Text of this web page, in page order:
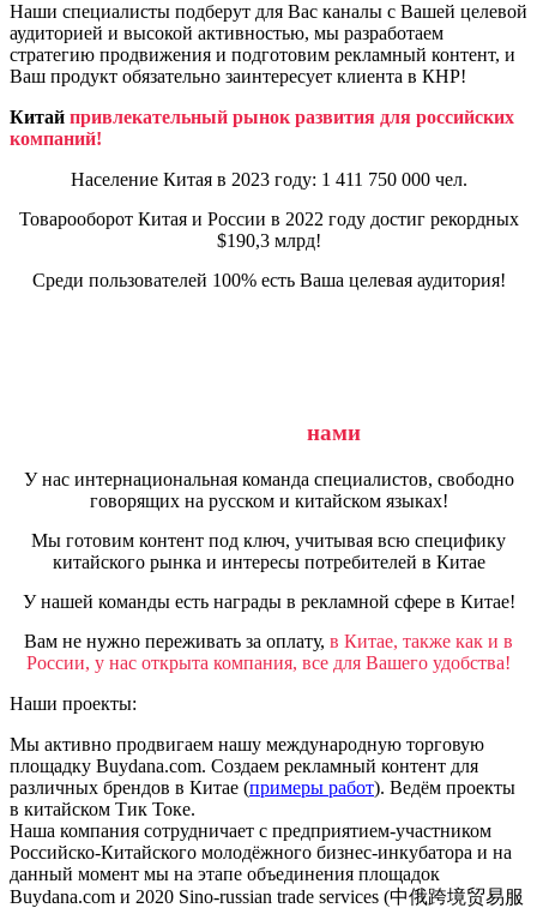
Наши специалисты подберут для Вас каналы с Вашей целевой
аудиторией и высокой активностью, мы разработаем
стратегию продвижения и подготовим рекламный контент, и
Ваш продукт обязательно заинтересует клиента в КНР!
Китай привлекательный рынок развития для российских
компаний!
Население Китая в 2023 году: 1 411 750 000 чел.
Товарооборот Китая и России в 2022 году достиг рекордных
$190,3 млрд!
Среди пользователей 100% есть Ваша целевая аудитория!
нами
У нас интернациональная команда специалистов, свободно
говорящих на русском и китайском языках!
Мы готовим контент под ключ, учитывая всю специфику
китайского рынка и интересы потребителей в Китае
У нашей команды есть награды в рекламной сфере в Китае!
Вам не нужно переживать за оплату, в Китае, также как и в
России, у нас открыта компания, все для Вашего удобства!
Наши проекты:
Мы активно продвигаем нашу международную торговую
площадку Buydana.com. Создаем рекламный контент для
различных брендов в Китае (примеры работ). Ведём проекты
в китайском Тик Токе.
Наша компания сотрудничает с предприятием-участником
Российско-Китайского молодёжного бизнес-инкубатора и на
данный момент мы на этапе объединения площадок
Buydana.com и 2020 Sino-russian trade services (中俄跨境贸易服